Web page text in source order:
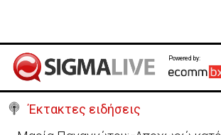
Powered by:
Έκτακτες ειδήσεις